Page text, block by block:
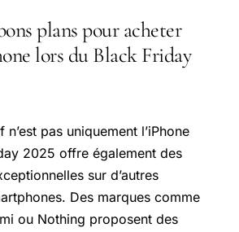
plans pour acheter
lors du Black Friday
pas uniquement l’iPhone
2025 offre également des
sur d’autres
Des marques comme
ou Nothing proposent des